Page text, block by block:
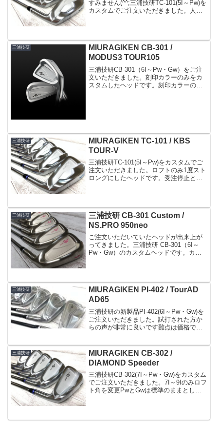
すみません(^^;三浦技研TC-101(5I～Pw)を
カスタムでご注文いただきました。人気
三浦技研
MIURAGIKEN CB-301 /
MODUS3 TOUR105
三浦技研CB-301（6I～Pw・Gw）をご注
文いただきました。刻印カラーのみをカ
スタムしたヘッドです。刻印カラーのみ
三浦技研
MIURAGIKEN TC-101 / KBS
TOUR-V
三浦技研TC-101(5I～Pw)をカスタムでご
注文いただきました。ロフトのみ1度スト
ロングにしたヘッドです。受注停止とな
注文...
三浦技研
三浦技研 CB-301 Custom /
NS.PRO 950neo
ご注文いただいていたヘッドが出来上が
ってきました。三浦技研 CB-301（6I～
Pw・Gw）のカスタムヘッドです。カス
プサテン...
三浦技研
MIURAGIKEN PI-402 / TourAD
AD65
三浦技研の新製品PI-402(6I～Pw・Gw)を
ご注文いただきました。試打された方か
らの声が非常に良いです難点は価格でし
モリブデン鋼が採用されております幅の
広い...
三浦技研
MIURAGIKEN CB-302 /
DIAMOND Speeder
三浦技研CB-302(7I～Pw・Gw)をカスタム
でご注文いただきました。7I～9Iのみロフ
ト角を変更PwとGwは標準のままとした